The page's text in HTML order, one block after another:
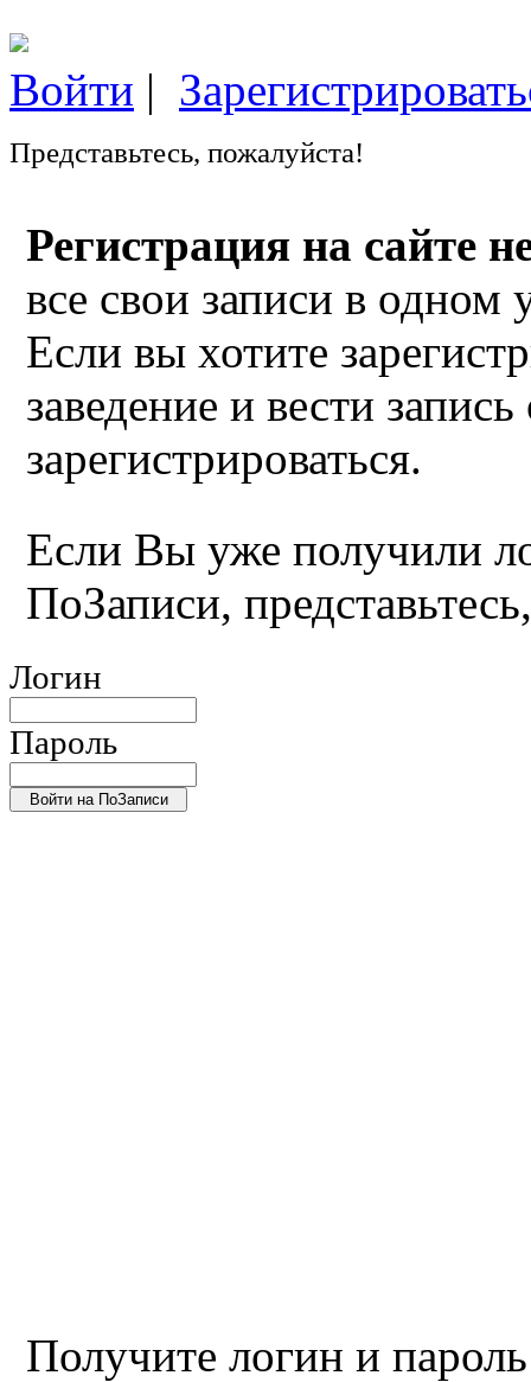
Войти |
Представьтесь, пожалуйста!
Регистрация на сайте
все свои записи в одном
Если вы хотите
заведение и вести
зарегистрироваться.
Если Вы уже получили
ПоЗаписи,
Логин
Пароль
Получите логин и